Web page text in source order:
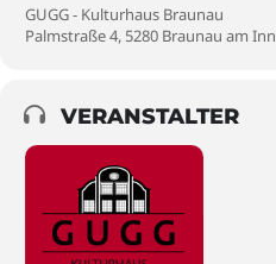
GUGG - Kulturhaus Braunau
Palmstraße 4, 5280 Braunau am Inn
VERANSTALTER